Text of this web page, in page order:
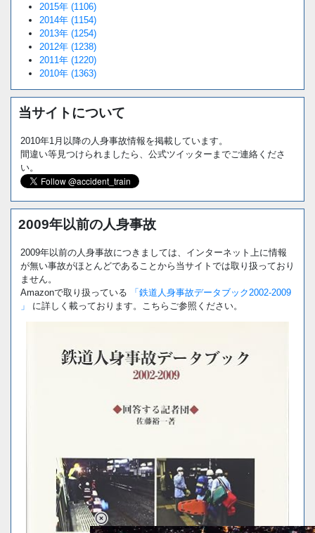
2015年 (1106)
2014年 (1154)
2013年 (1254)
2012年 (1238)
2011年 (1220)
2010年 (1363)
当サイトについて
2010年1月以降の人身事故情報を掲載しています。
間違い等見つけられましたら、公式ツイッターまでご連絡くださ
い。
2009年以前の人身事故
2009年以前の人身事故につきましては、インターネット上に情報
が無い事故がほとんどであることから当サイトでは取り扱っており
ません。
Amazonで取り扱っている
「鉄道人身事故データブック2002-2009
」
に詳しく載っております。こちらご参照ください。